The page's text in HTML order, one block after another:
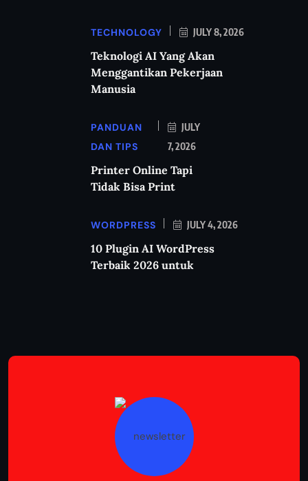
TECHNOLOGY JULY 8, 2026
Teknologi AI Yang Akan
Menggantikan Pekerjaan
Manusia
PANDUAN
DAN TIPS
JULY
7, 2026
Printer Online Tapi
Tidak Bisa Print
WORDPRESS JULY 4, 2026
10 Plugin AI WordPress
Terbaik 2026 untuk